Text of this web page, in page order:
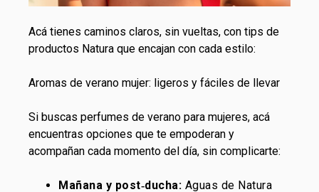
Acá tienes caminos claros, sin vueltas, con tips de
productos Natura que encajan con cada estilo:
Aromas de verano mujer: ligeros y fáciles de llevar
Si buscas perfumes de verano para mujeres, acá
encuentras opciones que te empoderan y
acompañan cada momento del día, sin complicarte:
Mañana y post‑ducha: Aguas de Natura